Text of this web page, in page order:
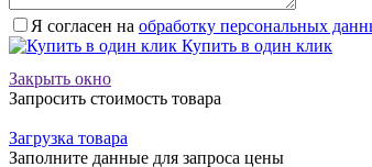
Я согласен на обработку персональных
Купить в один клик
Закрыть окно
Запросить стоимость товара
Загрузка товара
Заполните данные для запроса цены